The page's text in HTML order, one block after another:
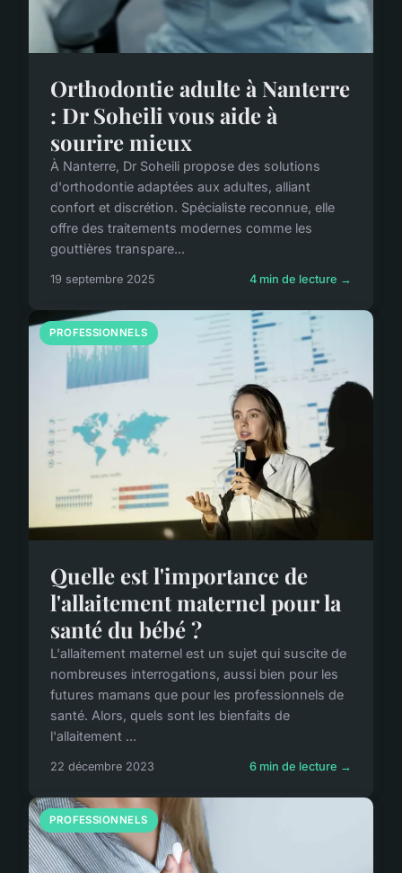
Orthodontie adulte à Nanterre
: Dr Soheili vous aide à
sourire mieux
À Nanterre, Dr Soheili propose des solutions
d'orthodontie adaptées aux adultes, alliant
confort et discrétion. Spécialiste reconnue, elle
offre des traitements modernes comme les
gouttières transpare...
19 septembre 2025 4 min de lecture →
PROFESSIONNELS
Quelle est l'importance de
l'allaitement maternel pour la
santé du bébé ?
L'allaitement maternel est un sujet qui suscite de
nombreuses interrogations, aussi bien pour les
futures mamans que pour les professionnels de
santé. Alors, quels sont les bienfaits de
l'allaitement ...
22 décembre 2023 6 min de lecture →
PROFESSIONNELS